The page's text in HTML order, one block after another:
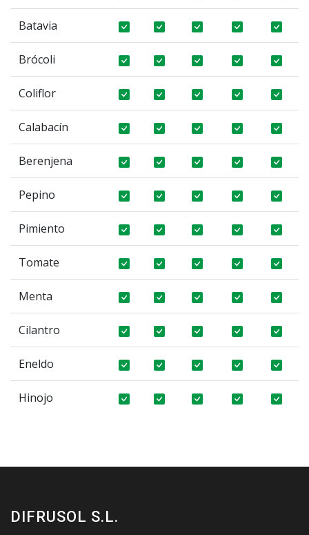
Batavia
Brócoli
Coliflor
Calabacín
Berenjena
Pepino
Pimiento
Tomate
Menta
Cilantro
Eneldo
Hinojo
DIFRUSOL S.L.